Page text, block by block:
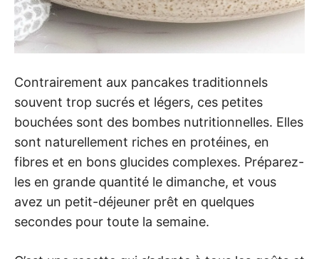
Contrairement aux pancakes traditionnels
souvent trop sucrés et légers, ces petites
bouchées sont des bombes nutritionnelles. Elles
sont naturellement riches en protéines, en
fibres et en bons glucides complexes. Préparez-
les en grande quantité le dimanche, et vous
avez un petit-déjeuner prêt en quelques
secondes pour toute la semaine.